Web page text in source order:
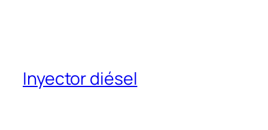
Inyector diésel